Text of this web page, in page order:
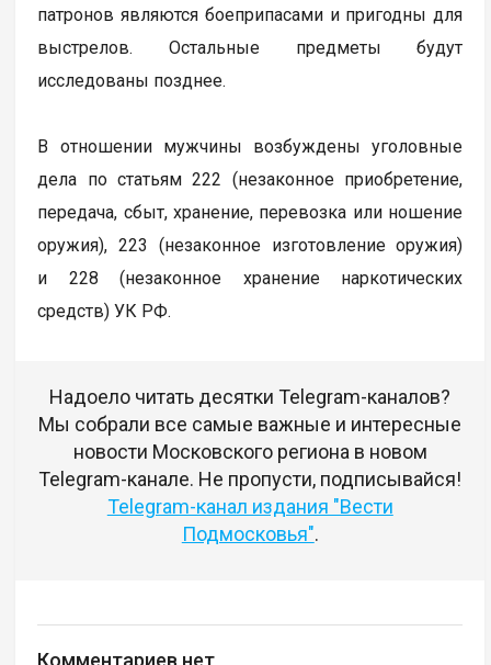
патронов являются боеприпасами и пригодны для
выстрелов. Остальные предметы будут
исследованы позднее.
В отношении мужчины возбуждены уголовные
дела по статьям 222 (незаконное приобретение,
передача, сбыт, хранение, перевозка или ношение
оружия), 223 (незаконное изготовление оружия)
и 228 (незаконное хранение наркотических
средств) УК РФ.
Надоело читать десятки Telegram-каналов?
Мы собрали все самые важные и интересные
новости Московского региона в новом
Telegram-канале. Не пропусти, подписывайся!
Telegram-канал издания "Вести
Подмосковья".
Комментариев нет